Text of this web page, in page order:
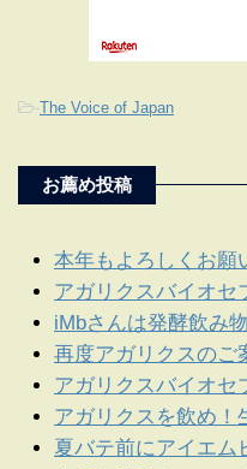
-The Voice of Japan
お薦め投稿
本年もよろしくお願
アガリクスバイオセ
iMbさんは発酵飲み
再度アガリクスのご
アガリクスバイオセ
アガリクスを飲め！
夏バテ前にアイエム